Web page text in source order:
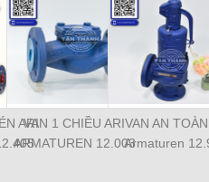
ARI
VAN 1 CHIỀU ARI
ARMATUREN 12.003
VAN AN
Armaturen